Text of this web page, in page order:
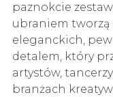
paznokcie
ubraniem tworzą
eleganckich,
detalem, który
artystów,
branżach